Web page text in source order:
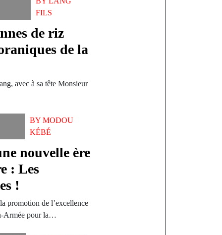
FILS
de riz
de la
avec à sa tête Monsieur
BY MODOU
KÉBÉ
nouvelle ère
: Les
!
promotion de l’excellence
Armée pour la…